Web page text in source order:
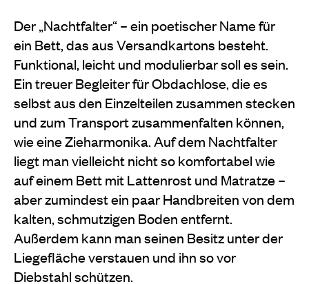
Der „Nachtfalter“ – ein poetischer Name für
ein Bett, das aus Versandkartons besteht.
Funktional, leicht und modulierbar soll es sein.
Ein treuer Begleiter für Obdachlose, die es
selbst aus den Einzelteilen zusammen stecken
und zum Transport zusammenfalten können,
wie eine Zieharmonika. Auf dem Nachtfalter
liegt man vielleicht nicht so komfortabel wie
auf einem Bett mit Lattenrost und Matratze –
aber zumindest ein paar Handbreiten von dem
kalten, schmutzigen Boden entfernt.
Außerdem kann man seinen Besitz unter der
Liegefläche verstauen und ihn so vor
Diebstahl schützen.